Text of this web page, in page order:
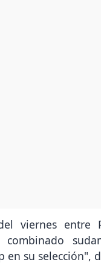
viernes entre
en su selección",